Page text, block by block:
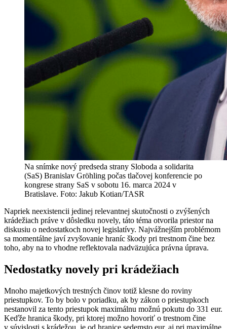
Na snímke nový predseda strany Sloboda a solidarita
(SaS) Branislav Gröhling počas tlačovej konferencie po
kongrese strany SaS v sobotu 16. marca 2024 v
Bratislave. Foto: Jakub Kotian/TASR
Napriek neexistencii jedinej relevantnej skutočnosti o zvýšených
krádežiach práve v dôsledku novely, táto téma otvorila priestor na
diskusiu o nedostatkoch novej legislatívy. Najvážnejším problémom
sa momentálne javí zvyšovanie hraníc škody pri trestnom čine bez
toho, aby na to vhodne reflektovala nadväzujúca právna úprava.
Nedostatky novely pri krádežiach
Mnoho majetkových trestných činov totiž klesne do roviny
priestupkov. To by bolo v poriadku, ak by zákon o priestupkoch
nestanovil za tento priestupok maximálnu možnú pokutu do 331 eur.
Keďže hranica škody, pri ktorej možno hovoriť o trestnom čine
v súvislosti s krádežou, je od hranice sedemsto eur, aj pri maximálne